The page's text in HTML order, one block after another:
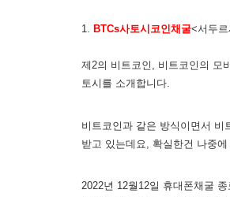
1. BTCs사토시코인채굴<서두
제2의 비트코인, 비트코인의 모
토시를 소개합니다.
비트코인과 같은 방식이면서 비
받고 있는데요, 확실한건 나중
2022년 12월12일 휴대폰채굴